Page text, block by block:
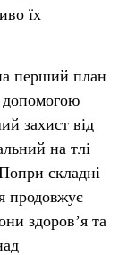
їх
перший план
допомогою
захист від
на тлі
складні
продовжує
здоровʼя та